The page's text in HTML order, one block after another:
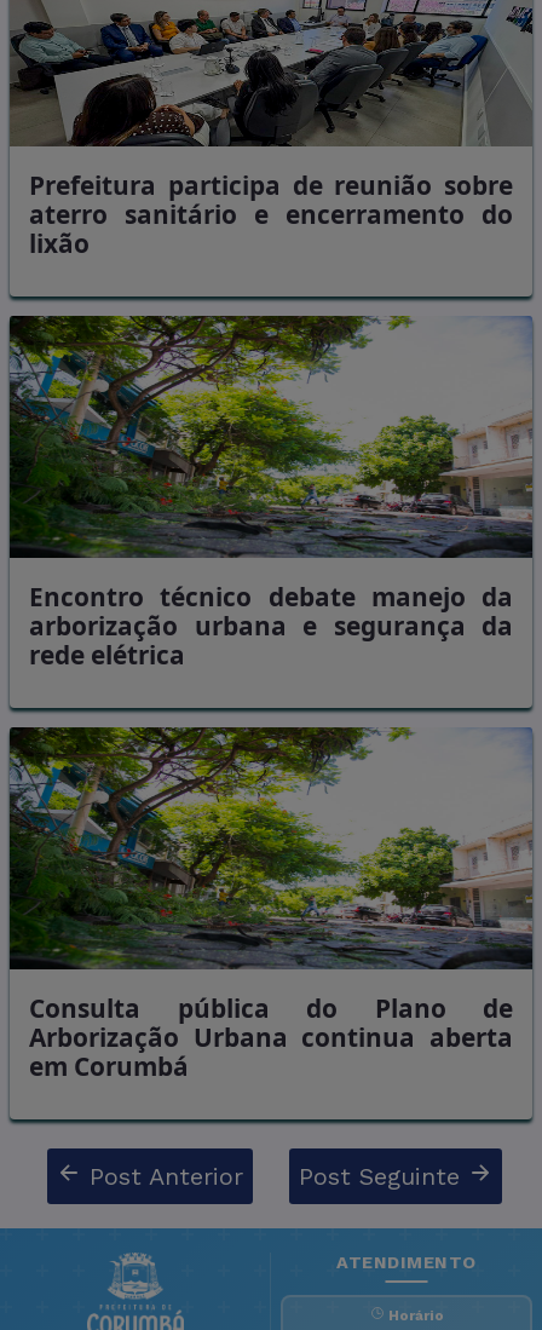
Prefeitura participa de reunião sobre
aterro sanitário e encerramento do
lixão
Encontro técnico debate manejo da
arborização urbana e segurança da
rede elétrica
Consulta pública do Plano de
Arborização Urbana continua aberta
em Corumbá
Post Anterior Post Seguinte
ATENDIMENTO
Horário